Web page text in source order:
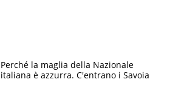
Perché la maglia della Nazionale
italiana è azzurra. C'entrano i Savoia